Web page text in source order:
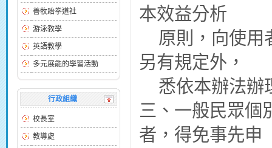
善牧跆拳道社
游泳教學
英語教學
多元展能的學習活動
行政組織
校長室
教導處
本效益分析
原則，向使用
另有規定外，
悉依本辦法辦
三、一般民眾個
者，得免事先申